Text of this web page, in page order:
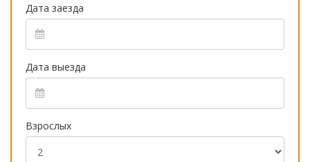
Дата заезда
Дата выезда
Взрослых